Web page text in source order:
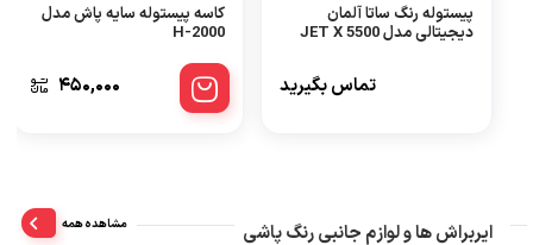
پیستوله رنگ ساتا آلمان
دیجیتالی مدل JET X 5500
تماس بگیرید
کاسه پیستوله سایه پاش مدل
H-2000
450,000
ایربراش ها و لوازم جانبی رنگ پاشی مشاهده همه